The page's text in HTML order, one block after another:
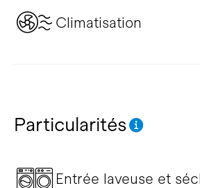
Climatisation
Particularités
Entrée laveuse et